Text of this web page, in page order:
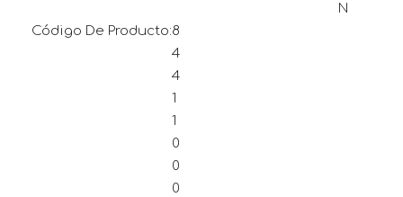
N
Código De Producto:8
4
4
1
1
0
0
0